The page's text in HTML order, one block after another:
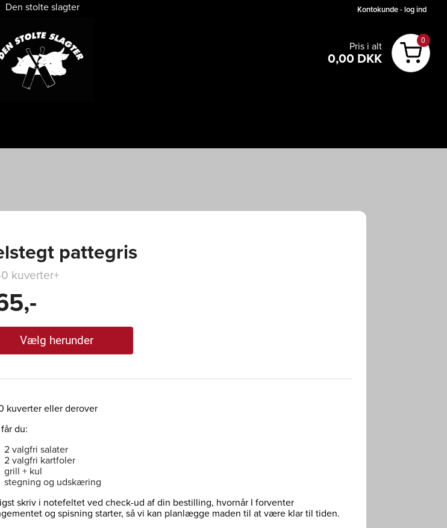
Den stolte slagter Kontokunde - log ind
Pris i alt
0,00 DKK Pris i alt
0
pattegris
kuverter+
Vælg herunder
kuverter eller derover
du:
2 valgfri salater
2 valgfri kartfoler
grill + kul
stegning og udskæring
skriv i notefeltet ved check-ud af din bestilling, hvornår I forventer
og spisning starter, så vi kan planlægge maden til at være klar til tiden.